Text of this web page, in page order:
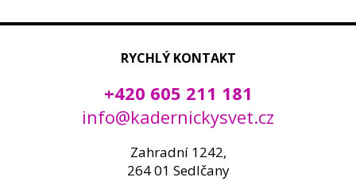
RYCHLÝ KONTAKT
+420 605 211 181
info@kadernickysvet.cz
Zahradní 1242,
264 01 Sedlčany